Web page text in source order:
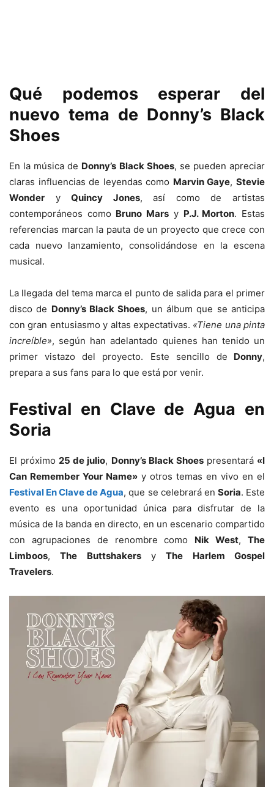
Qué podemos esperar del
nuevo tema de Donny’s Black
Shoes
En la música de Donny’s Black Shoes, se pueden apreciar
claras influencias de leyendas como Marvin Gaye,Stevie
Wonder yQuincy Jones, así como de artistas
contemporáneos como Bruno Mars y P.J. Morton. Estas
referencias marcan la pauta de un proyecto que crece con
cada nuevo lanzamiento, consolidándose en la escena
musical.
La llegada del tema marca el punto de salida para el primer
disco de Donny’s Black Shoes, un álbum que se anticipa
con gran entusiasmo y altas expectativas. «Tiene una pinta
increíble», según han adelantado quienes han tenido un
primer vistazo del proyecto. Este sencillo de Donny,
prepara a sus fans para lo que está por venir.
Festival en Clave de Agua en
Soria
El próximo25 de julio, Donny’s Black Shoespresentará «I
Can Remember Your Name» y otros temas en vivo en el
Festival En Clave de Agua, que se celebrará en Soria. Este
evento es una oportunidad única para disfrutar de la
música de la banda en directo, en un escenario compartido
con agrupaciones de renombre como Nik West,The
Limboos,The ButtshakersyThe Harlem Gospel
Travelers.